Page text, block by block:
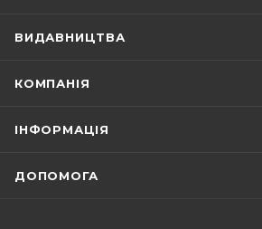
ВИДАВНИЦТВА
КОМПАНІЯ
ІНФОРМАЦІЯ
ДОПОМОГА